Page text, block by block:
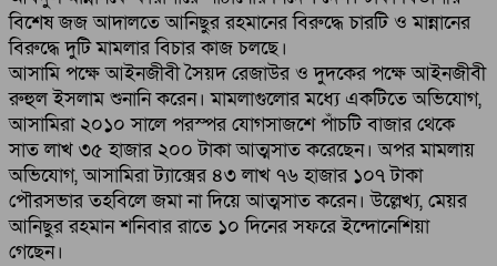
বিশেষ জজ আদালতে আনিছুর রহমানের বিরুদ্ধে চারটি ও মান্নানের
বিরুদ্ধে দুটি মামলার বিচার কাজ চলছে।
আসামি পক্ষে আইনজীবী সৈয়দ রেজাউর ও দুদকের পক্ষে আইনজীবী
রুহুল ইসলাম শুনানি করেন। মামলাগুলোর মধ্যে একটিতে অভিযোগ,
আসামিরা ২০১০ সালে পরস্পর যোগসাজশে পাঁচটি বাজার থেকে
সাত লাখ ৩৫ হাজার ২০০ টাকা আত্মসাত করেছেন। অপর মামলায়
অভিযোগ, আসামিরা ট্যাক্সের ৪৩ লাখ ৭৬ হাজার ১০৭ টাকা
পৌরসভার তহবিলে জমা না দিয়ে আত্মসাত করেন। উল্লেখ্য, মেয়র
আনিছুর রহমান শনিবার রাতে ১০ দিনের সফরে ইন্দোনেশিয়া
গেছেন।